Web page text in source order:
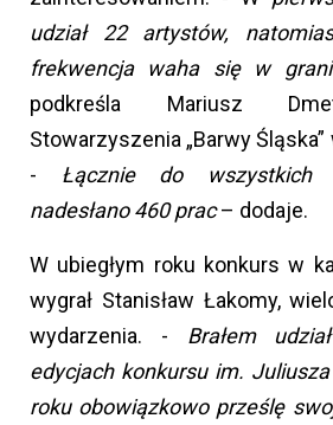
udział 22 artystów,
frekwencja waha się w
podkreśla Mariusz
Stowarzyszenia „Barwy
- Łącznie do wszystkich
nadesłano 460 prac– dodaje.
W ubiegłym roku konkurs w
wygrał Stanisław Łakomy,
wydarzenia. - Brałem
edycjach konkursu im.
roku obowiązkowo prześlę